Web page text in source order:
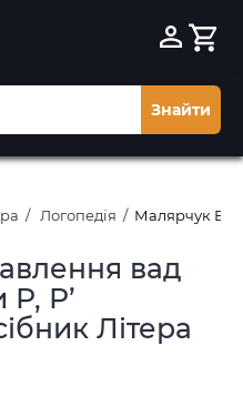
Знайти
Логопедія Малярчук
вад
Р’
Літера